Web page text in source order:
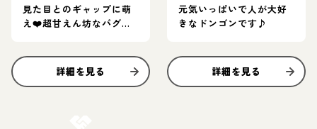
見た目とのギャップに萌
え❤️超甘えん坊なパグく
詳細を見る
元気いっぱいで人が大好
きなドンゴンです♪
詳細を見る